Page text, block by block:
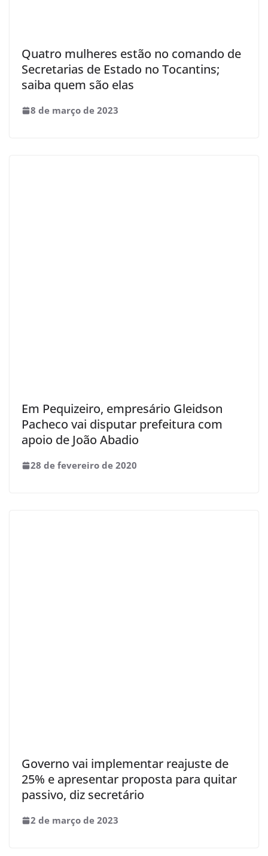
Quatro mulheres estão no comando de
Secretarias de Estado no Tocantins;
saiba quem são elas
8 de março de 2023
Em Pequizeiro, empresário Gleidson
Pacheco vai disputar prefeitura com
apoio de João Abadio
28 de fevereiro de 2020
Governo vai implementar reajuste de
25% e apresentar proposta para quitar
passivo, diz secretário
2 de março de 2023